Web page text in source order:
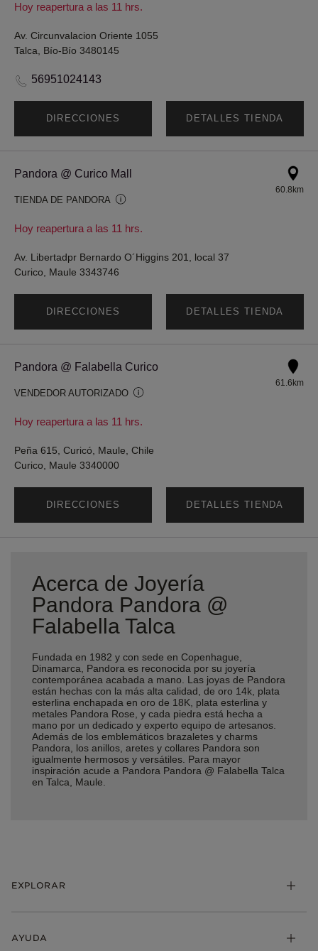
Hoy reapertura a las 11 hrs.
Av. Circunvalacion Oriente 1055
Talca, Bío-Bío 3480145
56951024143
DIRECCIONES DETALLES TIENDA
Pandora @ Curico Mall
TIENDA DE PANDORA
Hoy reapertura a las 11 hrs.
60.8km
Av. Libertadpr Bernardo O´Higgins 201, local 37
Curico, Maule 3343746
DIRECCIONES DETALLES TIENDA
Pandora @ Falabella Curico
VENDEDOR AUTORIZADO
Hoy reapertura a las 11 hrs.
61.6km
Peña 615, Curicó, Maule, Chile
Curico, Maule 3340000
DIRECCIONES DETALLES TIENDA
Acerca de Joyería
Pandora Pandora @
Falabella Talca
Fundada en 1982 y con sede en Copenhague,
Dinamarca, Pandora es reconocida por su joyería
contemporánea acabada a mano. Las joyas de Pandora
están hechas con la más alta calidad, de oro 14k, plata
esterlina enchapada en oro de 18K, plata esterlina y
metales Pandora Rose, y cada piedra está hecha a
mano por un dedicado y experto equipo de artesanos.
Además de los emblemáticos brazaletes y charms
Pandora, los anillos, aretes y collares Pandora son
igualmente hermosos y versátiles. Para mayor
inspiración acude a Pandora Pandora @ Falabella Talca
en Talca, Maule.
EXPLORAR
AYUDA